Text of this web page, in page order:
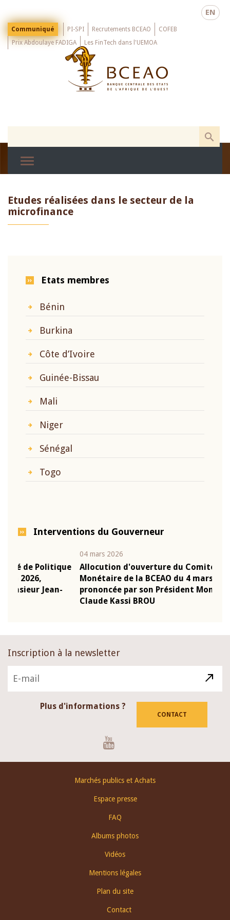
main
EN
Menu
Top
Communiqué PI-SPI Recrutements BCEAO
COFEB
Prix Abdoulaye FADIGA
Les FinTech dans l'UEMOA
Etudes réalisées dans le secteur de la
microfinance
Etats membres
Bénin
Burkina
Côte d’Ivoire
Guinée-Bissau
Mali
Niger
Sénégal
Togo
Interventions du Gouverneur
Allocution d'ouverture du Comité de Politique
Monétaire de la BCEAO du 4 mars 2026,
prononcée par son Président Monsieur Jean-
Claude Kassi BROU
Inscription à la newsletter
Plus d'informations ?
CONTACT
Marchés publics et Achats
Espace presse
FAQ
Albums photos
Vidéos
Mentions légales
Plan du site
Contact